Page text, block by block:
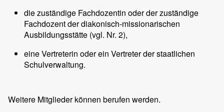
die zuständige Fachdozentin oder der zuständige
Fachdozent der diakonisch-missionarischen
Ausbildungsstätte (vgl. Nr. 2),
eine Vertreterin oder ein Vertreter der staatlichen
Schulverwaltung.
Weitere Mitglieder können berufen werden.